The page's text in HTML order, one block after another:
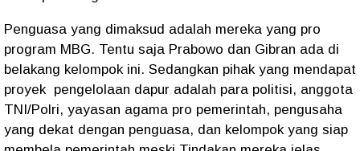
Penguasa yang dimaksud adalah mereka yang pro
program MBG. Tentu saja Prabowo dan Gibran ada di
belakang kelompok ini. Sedangkan pihak yang mendapat
proyek pengelolaan dapur adalah para politisi, anggota
TNI/Polri, yayasan agama pro pemerintah, pengusaha
yang dekat dengan penguasa, dan kelompok yang siap